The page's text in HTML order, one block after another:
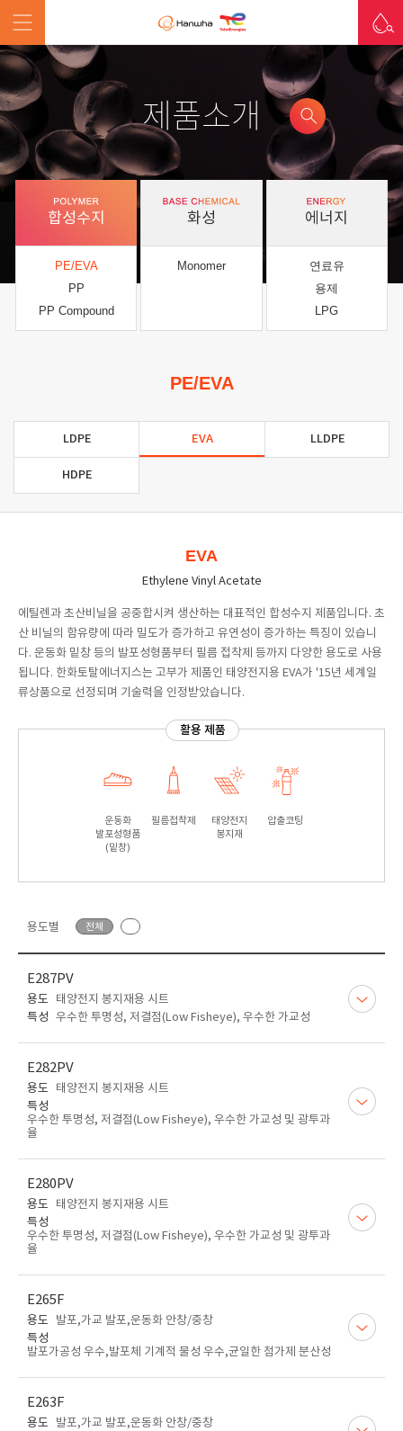
제품소개
합성수지
PE/EVA
PP
PP Compound
화성
Monomer
에너지
연료유
용제
LPG
PE/EVA
LDPE EVA LLDPE
HDPE
EVA
Ethylene Vinyl Acetate
에틸렌과 초산비닐을 공중합시켜 생산하는 대표적인 합성수지 제품입니다. 초
산 비닐의 함유량에 따라 밀도가 증가하고 유연성이 증가하는 특징이 있습니
다. 운동화 밑창 등의 발포성형품부터 필름 접착제 등까지 다양한 용도로 사용
됩니다. 한화토탈에너지스는 고부가 제품인 태양전지용 EVA가 '15년 세계일
류상품으로 선정되며 기술력을 인정받았습니다.
활용 제품
운동화
발포성형품
(밑창)
필름접착제
태양전지
봉지재
압출코팅
용도별 전체
E287PV
용도
태양전지 봉지재용 시트
특성 우수한 투명성, 저결점(Low Fisheye), 우수한 가교성
E282PV
용도
태양전지 봉지재용 시트
특성
우수한 투명성, 저결점(Low Fisheye), 우수한 가교성 및 광투과
율
E280PV
용도
태양전지 봉지재용 시트
특성
우수한 투명성, 저결점(Low Fisheye), 우수한 가교성 및 광투과
율
E265F
용도
발포,가교 발포,운동화 안창/중창
특성
발포가공성 우수,발포체 기계적 물성 우수,균일한 첨가제 분산성
E263F
용도
발포,가교 발포,운동화 안창/중창